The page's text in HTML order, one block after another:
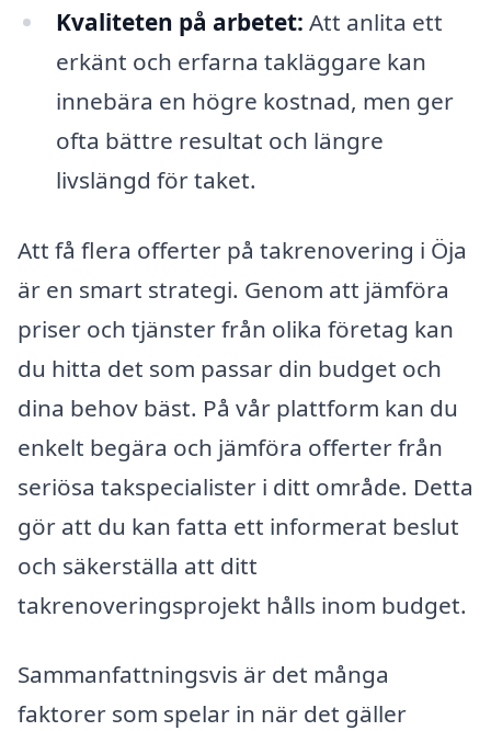
Kvaliteten på arbetet: Att anlita ett
erkänt och erfarna takläggare kan
innebära en högre kostnad, men ger
ofta bättre resultat och längre
livslängd för taket.
Att få flera offerter på takrenovering i Öja
är en smart strategi. Genom att jämföra
priser och tjänster från olika företag kan
du hitta det som passar din budget och
dina behov bäst. På vår plattform kan du
enkelt begära och jämföra offerter från
seriösa takspecialister i ditt område. Detta
gör att du kan fatta ett informerat beslut
och säkerställa att ditt
takrenoveringsprojekt hålls inom budget.
Sammanfattningsvis är det många
faktorer som spelar in när det gäller